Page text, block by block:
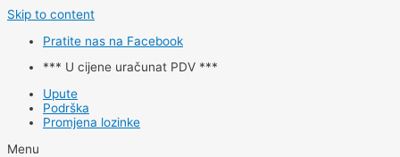
Skip to content
Pratite nas na Facebook
*** U cijene uračunat PDV ***
Upute
Podrška
Promjena lozinke
Menu